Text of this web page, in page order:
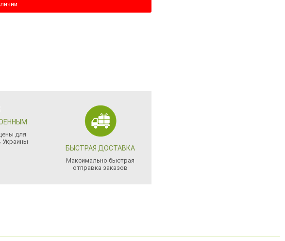
для
Украины
БЫСТРАЯ ДОСТАВКА
Максимально быстрая
отправка заказов